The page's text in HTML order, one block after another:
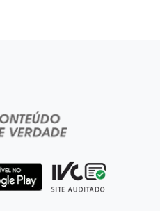
jogadores relatam
de inovação da Finep,
acolhimento e